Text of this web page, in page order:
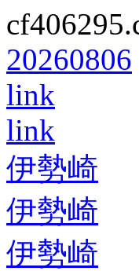
20260806
link
link
伊勢崎
伊勢崎
伊勢崎